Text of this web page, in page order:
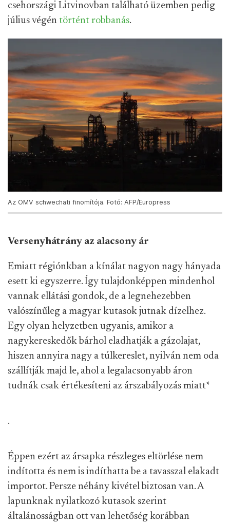
csehországi Litvinovban található üzemben pedig
július végén történt robbanás.
Az OMV schwechati finomítója. Fotó: AFP/Europress
Versenyhátrány az alacsony ár
Emiatt régiónkban a kínálat nagyon nagy hányada
esett ki egyszerre. Így tulajdonképpen mindenhol
vannak ellátási gondok, de a legnehezebben
valószínűleg a magyar kutasok jutnak dízelhez.
Egy olyan helyzetben ugyanis, amikor a
nagykereskedők bárhol eladhatják a gázolajat,
hiszen annyira nagy a túlkereslet, nyilván nem oda
szállítják majd le, ahol a legalacsonyabb áron
tudnák csak értékesíteni az árszabályozás miatt*
.
Éppen ezért az ársapka részleges eltörlése nem
indította és nem is indíthatta be a tavasszal elakadt
importot. Persze néhány kivétel biztosan van. A
lapunknak nyilatkozó kutasok szerint
általánosságban ott van lehetőség korábban